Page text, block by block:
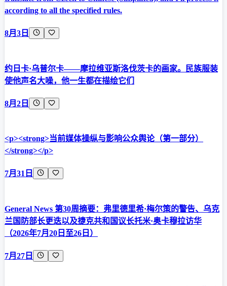
according to all the specified rules.
8月3日
约日卡·乌普尔卡——摩拉维亚斯洛伐茨卡的画家。民族服装
使他声名大噪，他一生都在描绘它们
8月2日
<p><strong>当前媒体操纵与影响公众舆论（第一部分）
</strong></p>
7月31日
General News 第30周摘要：弗里德里希·梅尔策的警告、乌克
兰国防部长更迭以及捷克共和国议长托米·奥卡穆拉访华
（2026年7月20日至26日）
7月27日